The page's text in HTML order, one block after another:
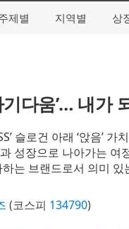
제별 지역별 상
기다움’… 내
슬로건 아래 ‘앉음’
성장으로 나아가는 여
는 브랜드로서 의미
(코스피 134790)